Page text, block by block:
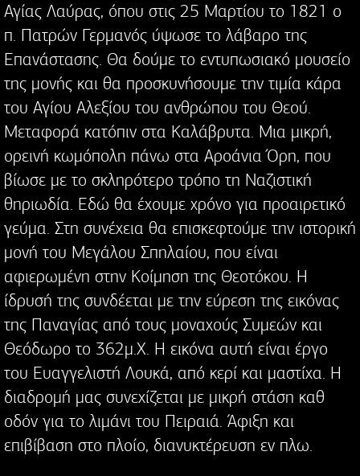
Αγίας Λαύρας, όπου στις 25 Μαρτίου το 1821 ο
π. Πατρών Γερμανός ύψωσε το λάβαρο της
Επανάστασης. Θα δούμε το εντυπωσιακό μουσείο
της μονής και θα προσκυνήσουμε την τιμία κάρα
του Αγίου Αλεξίου του ανθρώπου του Θεού.
Μεταφορά κατόπιν στα Καλάβρυτα. Μια μικρή,
ορεινή κωμόπολη πάνω στα Αροάνια Όρη, που
βίωσε με το σκληρότερο τρόπο τη Ναζιστική
θηριωδία. Εδώ θα έχουμε χρόνο για προαιρετικό
γεύμα. Στη συνέχεια θα επισκεφτούμε την ιστορική
μονή του Μεγάλου Σπηλαίου, που είναι
αφιερωμένη στην Κοίμηση της Θεοτόκου. Η
ίδρυσή της συνδέεται με την εύρεση της εικόνας
της Παναγίας από τους μοναχούς Συμεών και
Θεόδωρο το 362μ.Χ. Η εικόνα αυτή είναι έργο
του Ευαγγελιστή Λουκά, από κερί και μαστίχα. Η
διαδρομή μας συνεχίζεται με μικρή στάση καθ
οδόν για το λιμάνι του Πειραιά. Άφιξη και
επιβίβαση στο πλοίο, διανυκτέρευση εν πλω.